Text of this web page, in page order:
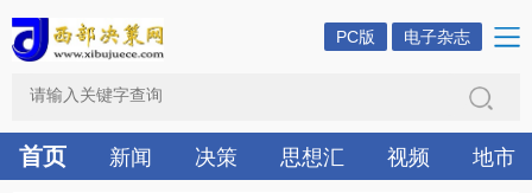
PC版 电子杂志
首页 新闻 决策 思想汇 视频 地市